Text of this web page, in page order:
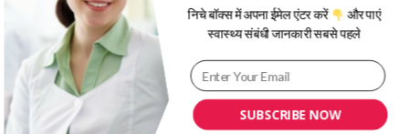
SUBSCRIBE NOW
निचे बॉक्स में अपना ईमेल एंटर करें
और पाएं
स्वास्थ्य संबंधी जानकारी सबसे पहले